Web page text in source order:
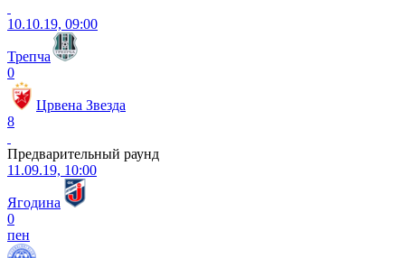
10.10.19, 09:00
Трепча
0
Црвена Звезда
8
Предварительный раунд
11.09.19, 10:00
Ягодина
0
пен